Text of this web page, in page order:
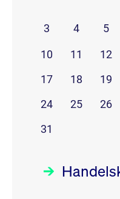
3
4 5
10 11 12
17
18 19
24
25 26
31